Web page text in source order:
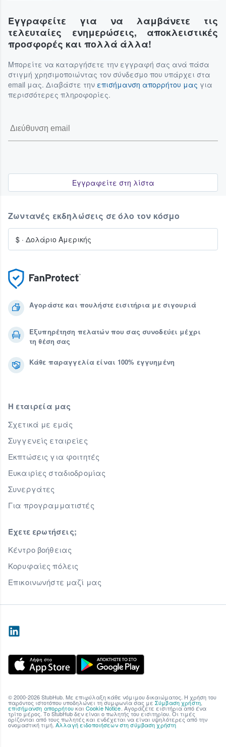
Εγγραφείτε για να λαμβάνετε τις
τελευταίες ενημερώσεις, αποκλειστικές
προσφορές και πολλά άλλα!
Μπορείτε να καταργήσετε την εγγραφή σας ανά πάσα
στιγμή χρησιμοποιώντας τον σύνδεσμο που υπάρχει στα
email μας. Διαβάστε την επισήμανση απορρήτου μας για
περισσότερες πληροφορίες.
Εγγραφείτε στη λίστα
Αγοράστε και πουλήστε εισιτήρια με σιγουριά
Εξυπηρέτηση πελατών που σας συνοδεύει μέχρι
τη θέση σας
Κάθε παραγγελία είναι 100% εγγυημένη
Η εταιρεία μας
Σχετικά με εμάς
Συγγενείς εταιρείες
Εκπτώσεις για φοιτητές
Ευκαιρίες σταδιοδρομίας
Συνεργάτες
Για προγραμματιστές
Έχετε ερωτήσεις;
Κέντρο βοήθειας
Κορυφαίες πόλεις
Επικοινωνήστε μαζί μας
Ζωντανές εκδηλώσεις σε όλο τον κόσμο
$ · Δολάριο Αμερικής
© 2000-2026 StubHub. Με επιφύλαξη κάθε νόμιμου δικαιώματος. Η χρήση του
παρόντος ιστοτόπου υποδηλώνει τη συμφωνία σας με Σύμβαση χρήστη,
επισήμανση απορρήτουκαι Cookie Notice . Αγοράζετε εισιτήρια από ένα
τρίτο μέρος. Το StubHub δεν είναι ο πωλητής του εισιτηρίου. Οι τιμές
ορίζονται από τους πωλητές και ενδέχεται να είναι υψηλότερες από την
oνομαστική τιμή. Αλλαγή ειδοποιήσεων στη σύμβαση χρήστη